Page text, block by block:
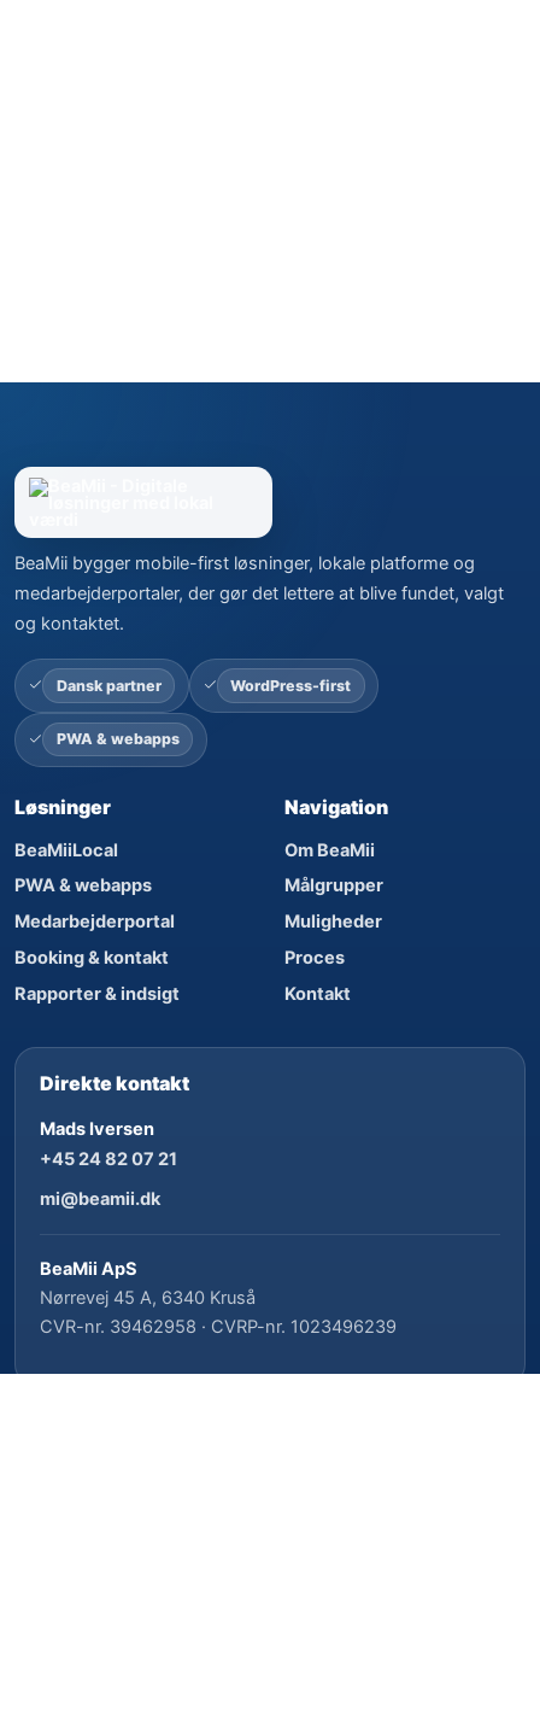
BeaMii bygger mobile-first løsninger, lokale platforme og
medarbejderportaler, der gør det lettere at blive fundet, valgt
og kontaktet.
Dansk partner WordPress-first
PWA & webapps
Løsninger
BeaMiiLocal
PWA & webapps
Medarbejderportal
Booking & kontakt
Rapporter & indsigt
Navigation
Om BeaMii
Målgrupper
Muligheder
Proces
Kontakt
Direkte kontakt
Mads Iversen
+45 24 82 07 21
mi@beamii.dk
BeaMii ApS
Nørrevej 45 A, 6340 Kruså
CVR-nr. 39462958 · CVRP-nr. 1023496239